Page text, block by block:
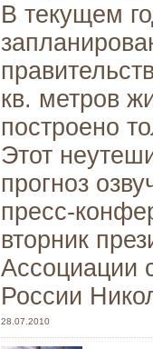
В текущем
кв. метров
построено
Этот
прогноз
пресс-
вторник
Ассоциации
России
28.07.2010